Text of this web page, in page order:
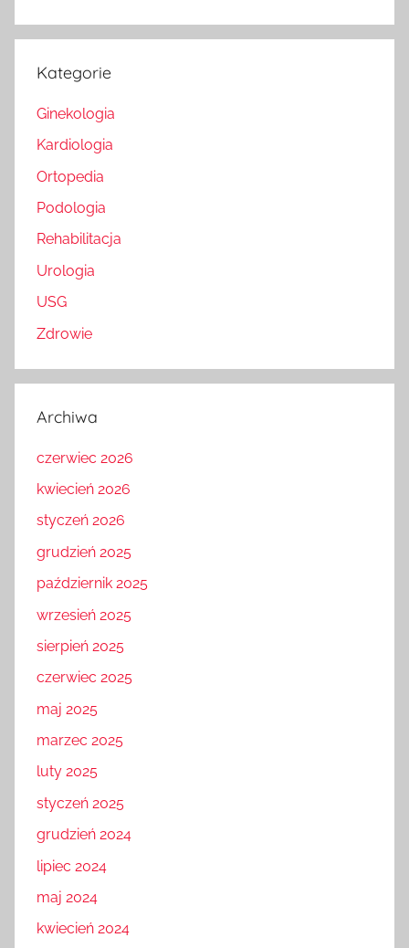
Kategorie
Ginekologia
Kardiologia
Ortopedia
Podologia
Rehabilitacja
Urologia
USG
Zdrowie
Archiwa
czerwiec 2026
kwiecień 2026
styczeń 2026
grudzień 2025
październik 2025
wrzesień 2025
sierpień 2025
czerwiec 2025
maj 2025
marzec 2025
luty 2025
styczeń 2025
grudzień 2024
lipiec 2024
maj 2024
kwiecień 2024